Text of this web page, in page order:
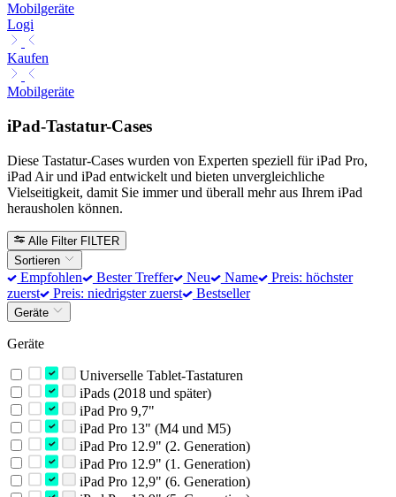
Mobilgeräte
Logi
Kaufen
Mobilgeräte
iPad-Tastatur-Cases
Diese Tastatur-Cases wurden von Experten speziell für iPad Pro,
iPad Air und iPad entwickelt und bieten unvergleichliche
Vielseitigkeit, damit Sie immer und überall mehr aus Ihrem iPad
herausholen können.
Alle Filter FILTER
Sortieren
Empfohlen Bester Treffer Neu Name
Preis: höchster
zuerst
Preis: niedrigster zuerst Bestseller
Geräte
Geräte
Universelle Tablet-Tastaturen
iPads (2018 und später)
iPad Pro 9,7"
iPad Pro 13" (M4 und M5)
iPad Pro 12.9" (2. Generation)
iPad Pro 12.9" (1. Generation)
iPad Pro 12,9" (6. Generation)